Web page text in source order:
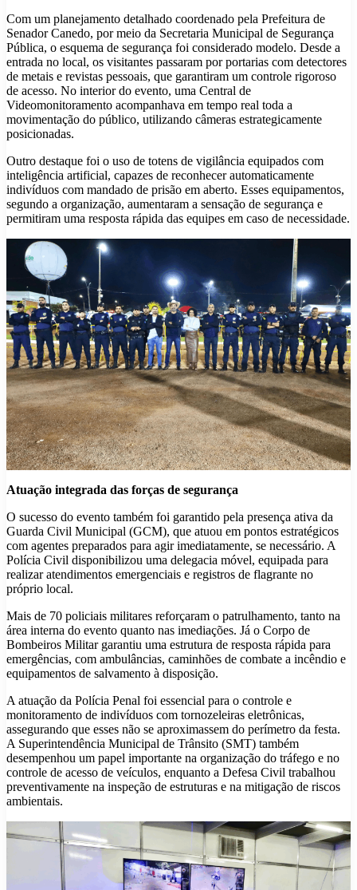
Com um planejamento detalhado coordenado pela Prefeitura de
Senador Canedo, por meio da Secretaria Municipal de Segurança
Pública, o esquema de segurança foi considerado modelo. Desde a
entrada no local, os visitantes passaram por portarias com detectores
de metais e revistas pessoais, que garantiram um controle rigoroso
de acesso. No interior do evento, uma Central de
Videomonitoramento acompanhava em tempo real toda a
movimentação do público, utilizando câmeras estrategicamente
posicionadas.
Outro destaque foi o uso de totens de vigilância equipados com
inteligência artificial, capazes de reconhecer automaticamente
indivíduos com mandado de prisão em aberto. Esses equipamentos,
segundo a organização, aumentaram a sensação de segurança e
permitiram uma resposta rápida das equipes em caso de necessidade.
Atuação integrada das forças de segurança
O sucesso do evento também foi garantido pela presença ativa da
Guarda Civil Municipal (GCM), que atuou em pontos estratégicos
com agentes preparados para agir imediatamente, se necessário. A
Polícia Civil disponibilizou uma delegacia móvel, equipada para
realizar atendimentos emergenciais e registros de flagrante no
próprio local.
Mais de 70 policiais militares reforçaram o patrulhamento, tanto na
área interna do evento quanto nas imediações. Já o Corpo de
Bombeiros Militar garantiu uma estrutura de resposta rápida para
emergências, com ambulâncias, caminhões de combate a incêndio e
equipamentos de salvamento à disposição.
A atuação da Polícia Penal foi essencial para o controle e
monitoramento de indivíduos com tornozeleiras eletrônicas,
assegurando que esses não se aproximassem do perímetro da festa.
A Superintendência Municipal de Trânsito (SMT) também
desempenhou um papel importante na organização do tráfego e no
controle de acesso de veículos, enquanto a Defesa Civil trabalhou
preventivamente na inspeção de estruturas e na mitigação de riscos
ambientais.